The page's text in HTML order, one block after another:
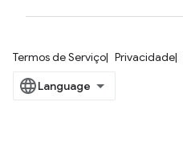
Termos de Serviço Privacidade